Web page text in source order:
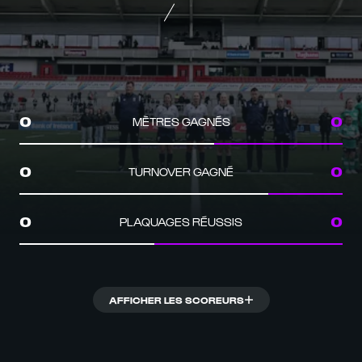
0 MÈTRES GAGNÉS 0
0 TURNOVER GAGNÉ 0
0 PLAQUAGES RÉUSSIS 0
AFFICHER LES SCOREURS